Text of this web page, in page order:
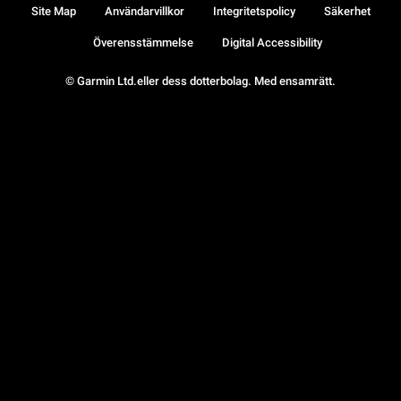
© Garmin Ltd.eller dess dotterbolag. Med ensamrätt.
Site Map Användarvillkor Integritetspolicy Säkerhet
Överensstämmelse Digital Accessibility